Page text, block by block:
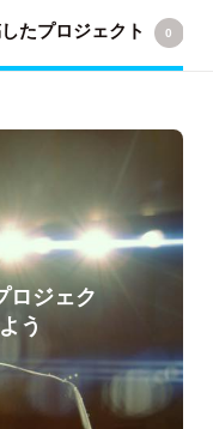
たプロジェクト 0
ロジェク
う